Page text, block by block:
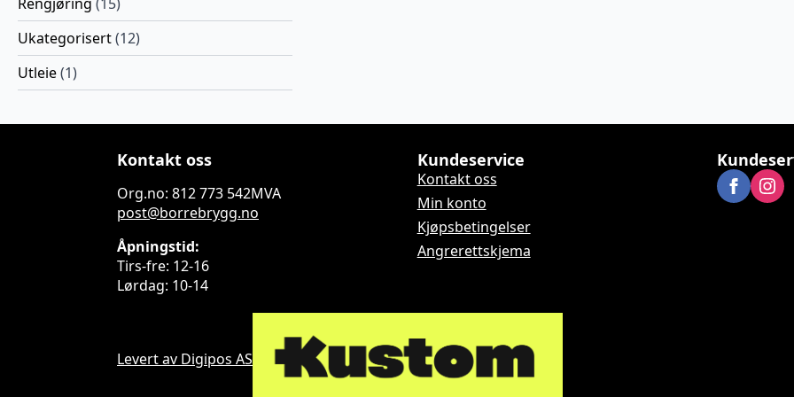
Ukategorisert(12)
Utleie(1)
Kontakt oss
Org.no: 812 773 542MVA
post@borrebrygg.no
Åpningstid:
Tirs-fre: 12-16
Lørdag: 10-14
Kundeservice
Kontakt oss
Min konto
Kjøpsbetingelser
Angrerettskjema
Levert av Digipos AS